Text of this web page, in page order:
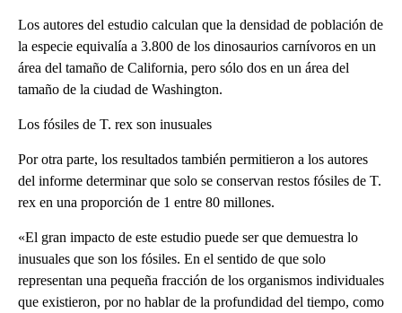
Los autores del estudio calculan que la densidad de población de
la especie equivalía a 3.800 de los dinosaurios carnívoros en un
área del tamaño de California, pero sólo dos en un área del
tamaño de la ciudad de Washington.
Los fósiles de T. rex son inusuales
Por otra parte, los resultados también permitieron a los autores
del informe determinar que solo se conservan restos fósiles de T.
rex en una proporción de 1 entre 80 millones.
«El gran impacto de este estudio puede ser que demuestra lo
inusuales que son los fósiles. En el sentido de que solo
representan una pequeña fracción de los organismos individuales
que existieron, por no hablar de la profundidad del tiempo, como